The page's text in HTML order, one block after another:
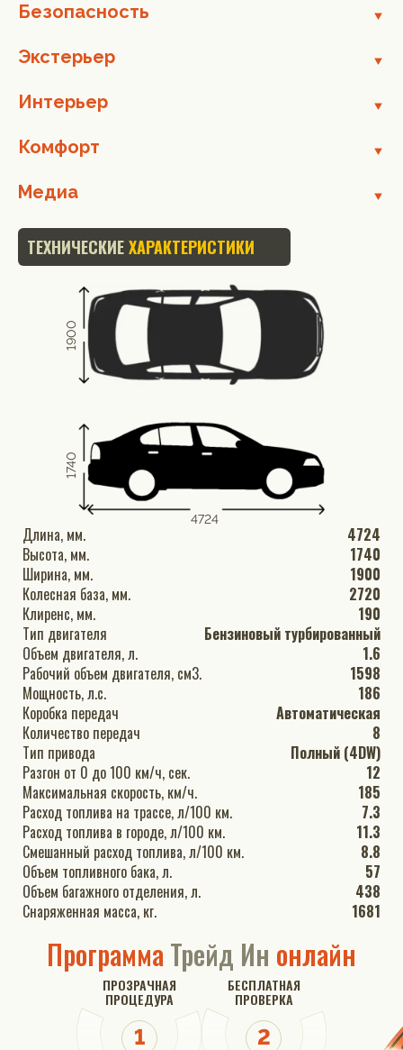
Безопасность
Экстерьер
Интерьер
Комфорт
Медиа
ТЕХНИЧЕСКИЕХАРАКТЕРИСТИКИ
4724
1740
1900
Длина, мм.
4724
Высота, мм.
1740
Ширина, мм.
1900
Колесная база, мм.
2720
Клиренс, мм.
190
Тип двигателя
Бензиновый турбированный
Объем двигателя, л.
1.6
Рабочий объем двигателя, см3.
1598
Мощность, л.с.
186
Коробка передач
Автоматическая
Количество передач
8
Тип привода
Полный (4DW)
Разгон от 0 до 100 км/ч, сек.
12
Максимальная скорость, км/ч.
185
Расход топлива на трассе, л/100 км.
7.3
Расход топлива в городе, л/100 км.
11.3
Смешанный расход топлива, л/100 км.
8.8
Объем топливного бака, л.
57
Объем багажного отделения, л.
438
Снаряженная масса, кг.
1681
ПрограммаТрейд Ин онлайн
ПРОЗРАЧНАЯ
ПРОЦЕДУРА
БЕСПЛАТНАЯ
ПРОВЕРКА